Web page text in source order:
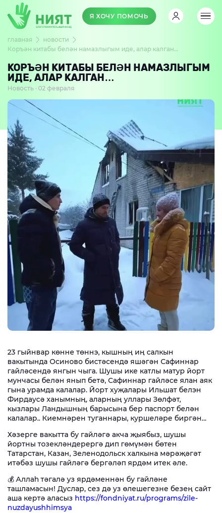
Я ХОЧУ ПОМОЧЬ
главная
новости
Коръән китабы белән намазлыгым иде, алар калган…
КОРЪӘН КИТАБЫ БЕЛӘН НАМАЗЛЫГЫМ
ИДЕ, АЛАР КАЛГАН…
Новость · 02 февраля
23 гыйнвар көнне төннэ, кышның иң салкын
вакытында Осиново бистәсендә яшәгән Сафиннар
гайләсендә янгын чыга. Шушы ике катлы матур йорт
мунчасы белән янып бетә, Сафиннар гайләсе ялан аяк
гына урамда калалар. Йорт хуҗалары Ильшат белэн
Фирдаусә ханымның, аларның уллары Зөлфәт,
кызлары Ландышның барысына бер паспорт белән
калалар.. Киемнәрен туганнары, куршеләре биргән…
Хәзерге вакытта бу гайләгә акча җыябыз, шушы
йортны тозекләндерергә дип гөмүмән бөтен
Татарстан, Казан, Зеленодольск халкына мәрәҗәгәт
итәбәз шушы гайләгә бергәләп ярдәм итек әле.
💰 Аллаһ тәгалә уз ярдәменнән бу гайләне
ташламасын! Дуслар, сез дә уз өлешегезне безең сайт
аша кертә аласыз https://fondniyat.ru/programs/zile-
nuzdayushhimsya